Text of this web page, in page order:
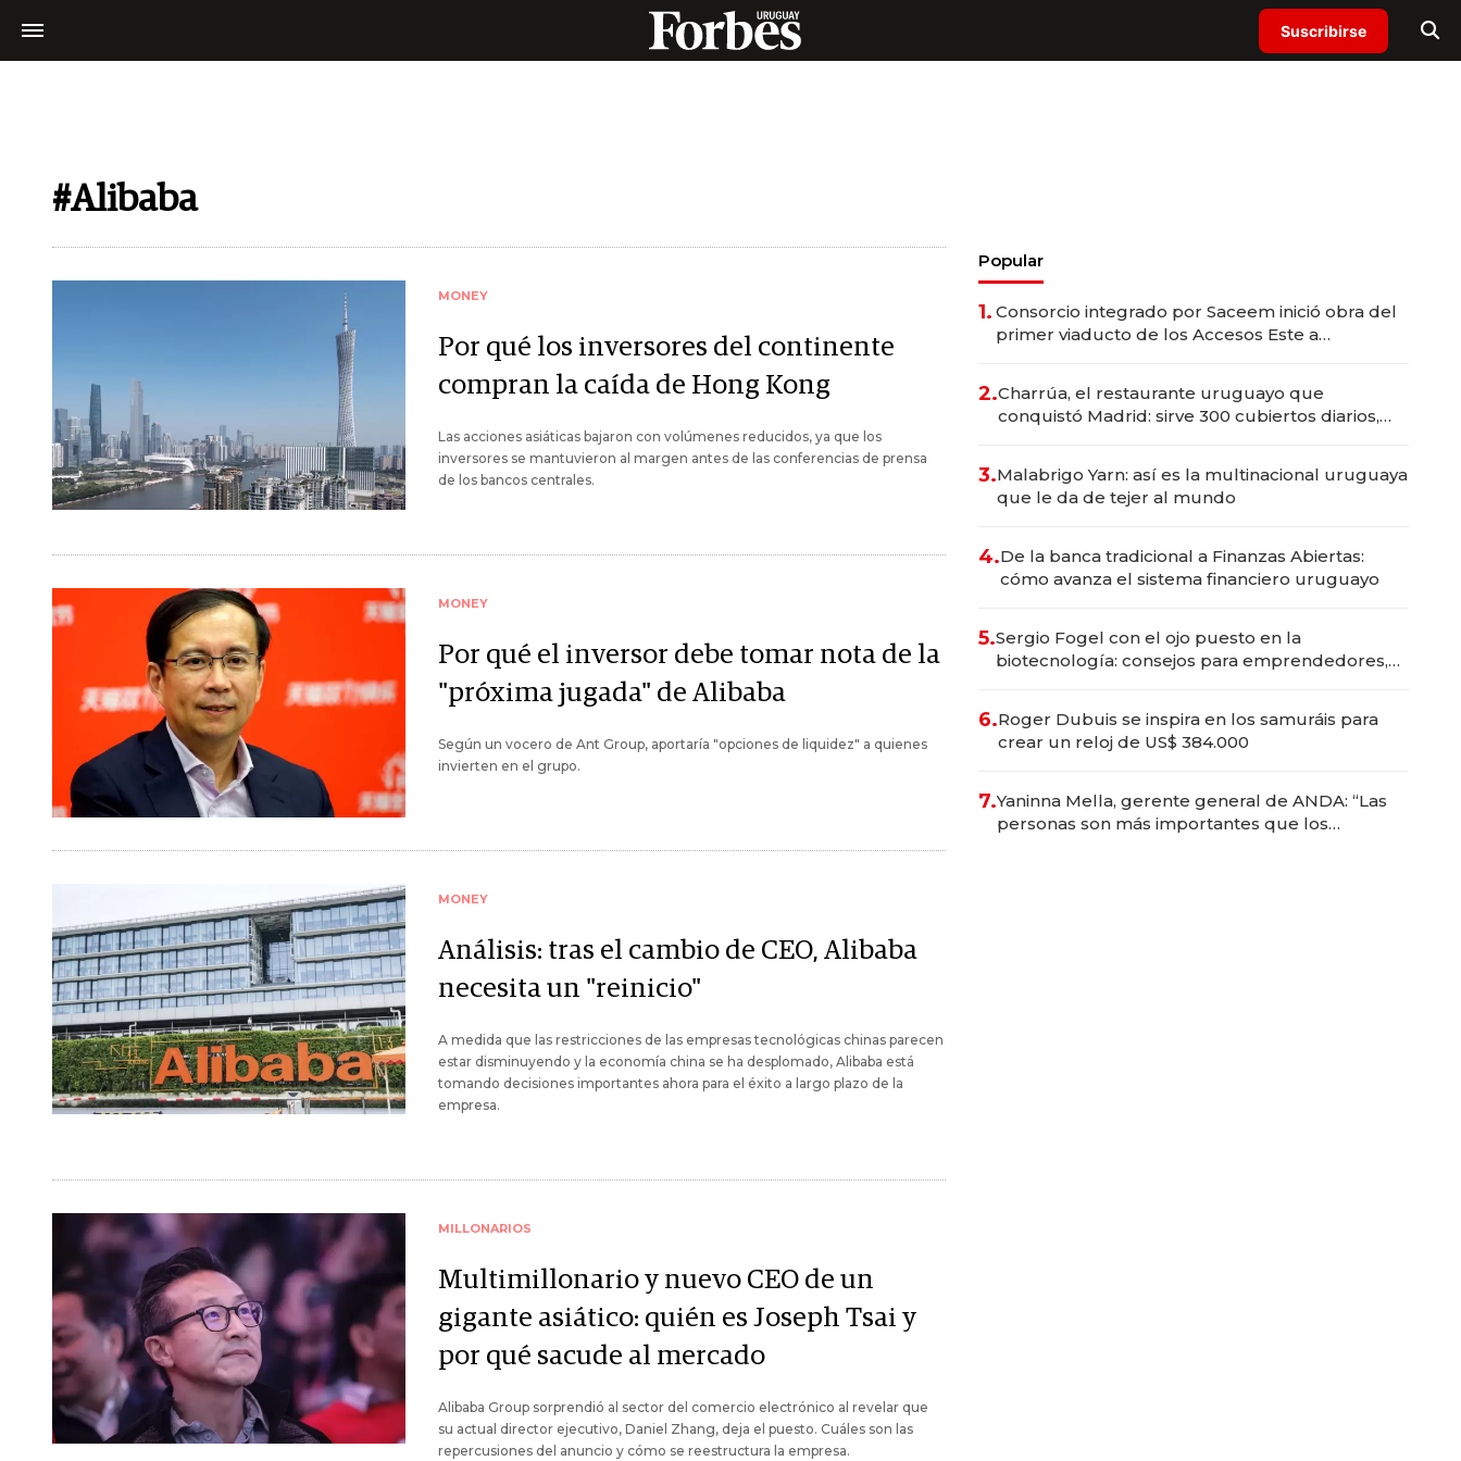
Suscribirse
#Alibaba
MONEY
Por qué los inversores del continente
compran la caída de Hong Kong
Las acciones asiáticas bajaron con volúmenes reducidos, ya que los
inversores se mantuvieron al margen antes de las conferencias de prensa
de los bancos centrales.
MONEY
Por qué el inversor debe tomar nota de la
"próxima jugada" de Alibaba
Según un vocero de Ant Group, aportaría "opciones de liquidez" a quienes
invierten en el grupo.
MONEY
Análisis: tras el cambio de CEO, Alibaba
necesita un "reinicio"
A medida que las restricciones de las empresas tecnológicas chinas parecen
estar disminuyendo y la economía china se ha desplomado, Alibaba está
tomando decisiones importantes ahora para el éxito a largo plazo de la
empresa.
MILLONARIOS
Multimillonario y nuevo CEO de un
gigante asiático: quién es Joseph Tsai y
por qué sacude al mercado
Alibaba Group sorprendió al sector del comercio electrónico al revelar que
su actual director ejecutivo, Daniel Zhang, deja el puesto. Cuáles son las
repercusiones del anuncio y cómo se reestructura la empresa.
Popular
1. Consorcio integrado por Saceem inició obra del
primer viaducto de los Accesos Este a
2.Charrúa, el restaurante uruguayo que
conquistó Madrid: sirve 300 cubiertos diarios,
3.Malabrigo Yarn: así es la multinacional uruguaya
que le da de tejer al mundo
4.De la banca tradicional a Finanzas Abiertas:
cómo avanza el sistema financiero uruguayo
5.Sergio Fogel con el ojo puesto en la
biotecnología: consejos para emprendedores,
6.Roger Dubuis se inspira en los samuráis para
crear un reloj de US$ 384.000
7.Yaninna Mella, gerente general de ANDA: “Las
personas son más importantes que los